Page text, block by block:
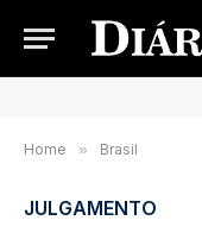
Home » Brasil
JULGAMENTO